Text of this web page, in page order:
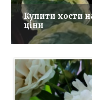
Купити хости
ціни